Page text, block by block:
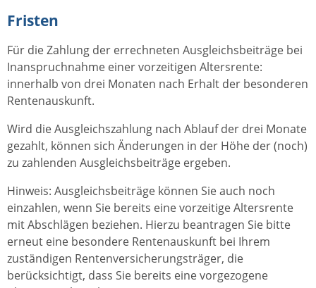
Fristen
Für die Zahlung der errechneten Ausgleichsbeiträge bei
Inanspruchnahme einer vorzeitigen Altersrente:
innerhalb von drei Monaten nach Erhalt der besonderen
Rentenauskunft.
Wird die Ausgleichszahlung nach Ablauf der drei Monate
gezahlt, können sich Änderungen in der Höhe der (noch)
zu zahlenden Ausgleichsbeiträge ergeben.
Hinweis: Ausgleichsbeiträge können Sie auch noch
einzahlen, wenn Sie bereits eine vorzeitige Altersrente
mit Abschlägen beziehen. Hierzu beantragen Sie bitte
erneut eine besondere Rentenauskunft bei Ihrem
zuständigen Rentenversicherungsträger, die
berücksichtigt, dass Sie bereits eine vorgezogene